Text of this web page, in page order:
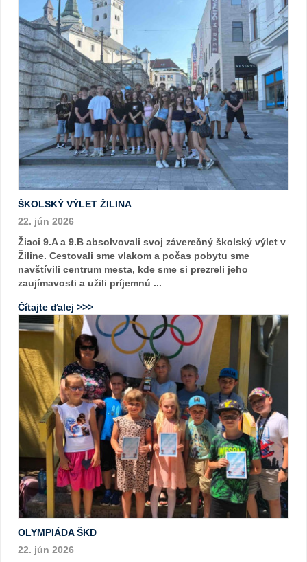
ŠKOLSKÝ VÝLET ŽILINA
22. jún 2026
Žiaci 9.A a 9.B absolvovali svoj záverečný školský výlet v
Žiline. Cestovali sme vlakom a počas pobytu sme
navštívili centrum mesta, kde sme si prezreli jeho
zaujímavosti a užili príjemnú ...
Čítajte ďalej >>>
OLYMPIÁDA ŠKD
22. jún 2026